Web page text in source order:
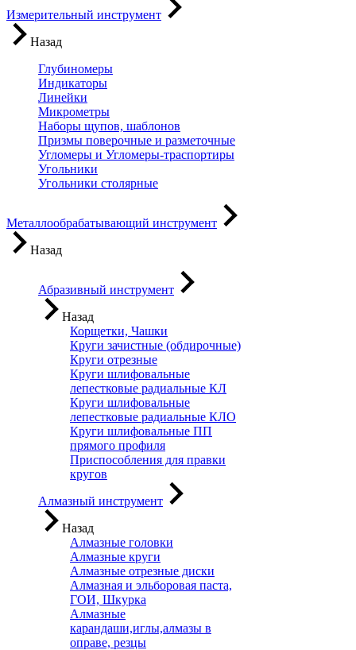
Измерительный инструмент
Назад
Глубиномеры
Индикаторы
Линейки
Микрометры
Наборы щупов, шаблонов
Призмы поверочные и разметочные
Угломеры и Угломеры-траспортиры
Угольники
Угольники столярные
Металлообрабатывающий инструмент
Назад
Абразивный инструмент
Назад
Корщетки, Чашки
Круги зачистные (обдирочные)
Круги отрезные
Круги шлифовальные
лепестковые радиальные КЛ
Круги шлифовальные
лепестковые радиальные КЛО
Круги шлифовальные ПП
прямого профиля
Приспособления для правки
кругов
Алмазный инструмент
Назад
Алмазные головки
Алмазные круги
Алмазные отрезные диски
Алмазная и эльборовая паста,
ГОИ, Шкурка
Алмазные
карандаши,иглы,алмазы в
оправе, резцы